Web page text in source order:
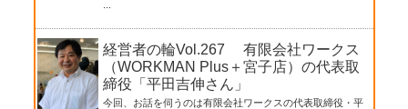
経営者の輪Vol.267 有限会社ワークス
（WORKMAN Plus＋宮子店）の代表取
締役「平田吉伸さん」
今回、お話を伺うのは有限会社ワークスの代表取締役・平